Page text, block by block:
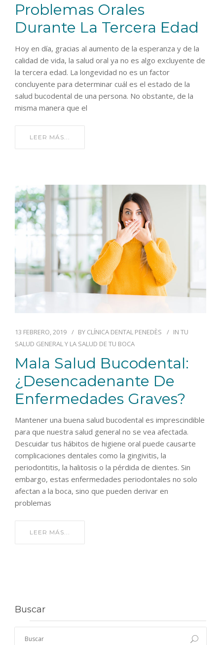
Problemas Orales
Durante La Tercera Edad
Hoy en día, gracias al aumento de la esperanza y de la
calidad de vida, la salud oral ya no es algo excluyente de
la tercera edad. La longevidad no es un factor
concluyente para determinar cuál es el estado de la
salud bucodental de una persona. No obstante, de la
misma manera que el
LEER MÁS...
13 FEBRERO, 2019 BY CLÍNICA DENTAL PENEDÈS IN TU
SALUD GENERAL Y LA SALUD DE TU BOCA
Mala Salud Bucodental:
¿desencadenante De
Enfermedades Graves?
Mantener una buena salud bucodental es imprescindible
para que nuestra salud general no se vea afectada.
Descuidar tus hábitos de higiene oral puede causarte
complicaciones dentales como la gingivitis, la
periodontitis, la halitosis o la pérdida de dientes. Sin
embargo, estas enfermedades periodontales no solo
afectan a la boca, sino que pueden derivar en
problemas
LEER MÁS...
Buscar